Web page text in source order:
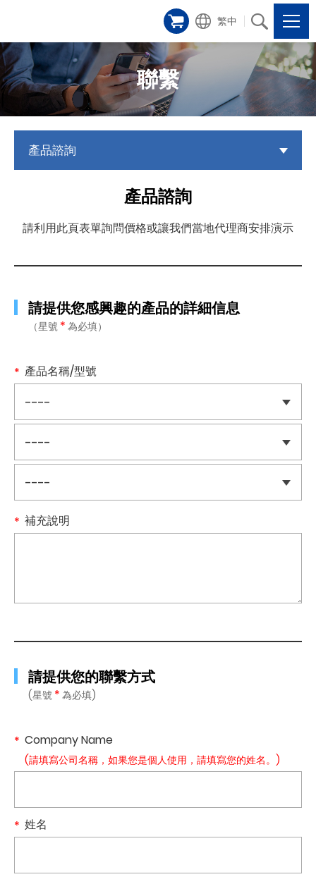
繁中
聯繫
產品諮詢
產品諮詢
請利用此頁表單詢問價格或讓我們當地代理商安排演示
請提供您感興趣的產品的詳細信息
（星號 * 為必填）
產品名稱/型號
補充說明
請提供您的聯繫方式
(星號 * 為必填)
Company Name
(請填寫公司名稱，如果您是個人使用，請填寫您的姓名。)
姓名